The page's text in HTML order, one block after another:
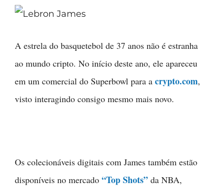
A estrela do basquetebol de 37 anos não é estranha
ao mundo cripto. No início deste ano, ele apareceu
em um comercial do Superbowl para a crypto.com,
visto interagindo consigo mesmo mais novo.
Os colecionáveis digitais com James também estão
disponíveis no mercado “Top Shots” da NBA,